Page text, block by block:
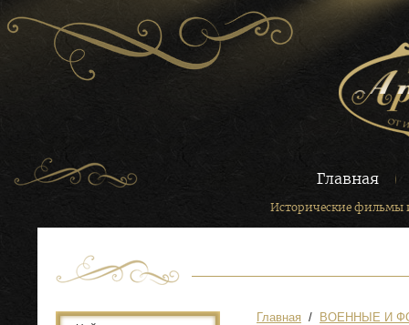
Главная
Исторические фильмы
Главная
  /
ВОЕННЫЕ И